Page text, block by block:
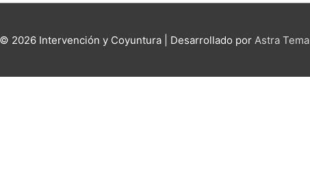
2026 Intervención y Coyuntura| Desarrollado por Astra